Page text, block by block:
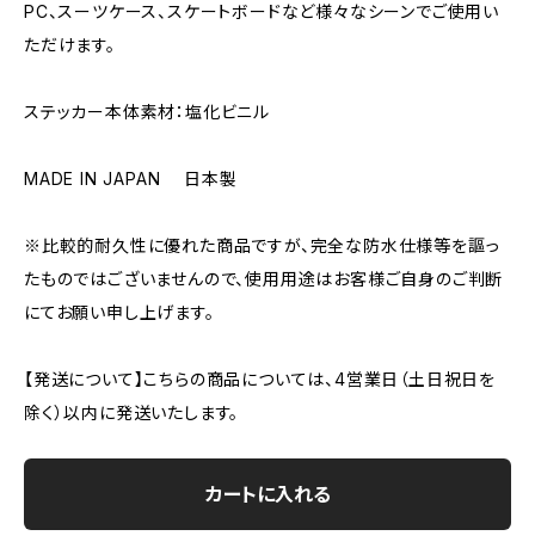
PC、スーツケース、スケートボードなど様々なシーンでご使用い
ただけます。
ステッカー本体素材：塩化ビニル
MADE IN JAPAN 日本製
※比較的耐久性に優れた商品ですが、完全な防水仕様等を謳っ
たものではございませんので、使用用途はお客様ご自身のご判断
にてお願い申し上げます。
【発送について】こちらの商品については、4営業日（土日祝日を
除く）以内に発送いたします。
カートに入れる